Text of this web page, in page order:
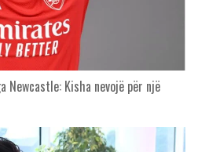
Newcastle: Kisha nevojë për një